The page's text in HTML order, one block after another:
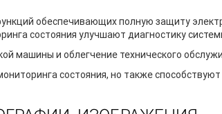
обеспечивающих полную защиту
состояния улучшают диагностику
машины и облегчение технического
состояния, но также